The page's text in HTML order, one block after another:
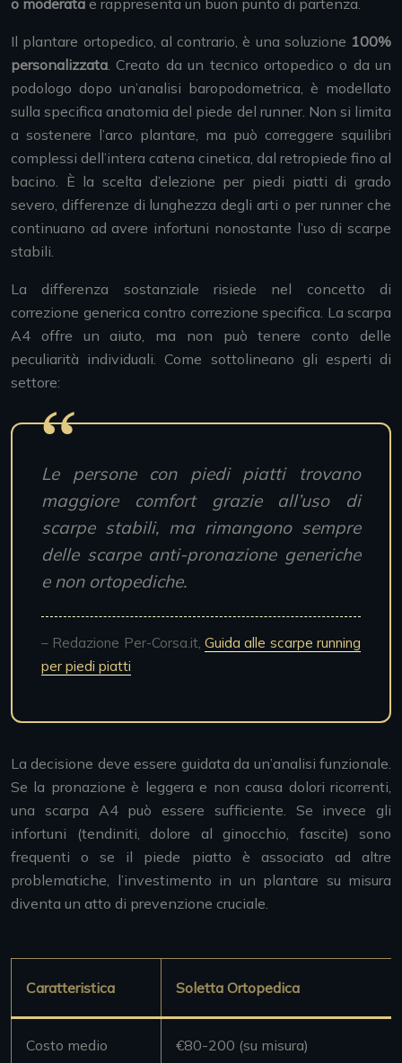
o moderata e rappresenta un buon punto di partenza.
Il plantare ortopedico, al contrario, è una soluzione 100%
personalizzata. Creato da un tecnico ortopedico o da un
podologo dopo un’analisi baropodometrica, è modellato
sulla specifica anatomia del piede del runner. Non si limita
a sostenere l’arco plantare, ma può correggere squilibri
complessi dell’intera catena cinetica, dal retropiede fino al
bacino. È la scelta d’elezione per piedi piatti di grado
severo, differenze di lunghezza degli arti o per runner che
continuano ad avere infortuni nonostante l’uso di scarpe
stabili.
La differenza sostanziale risiede nel concetto di
correzione generica contro correzione specifica. La scarpa
A4 offre un aiuto, ma non può tenere conto delle
peculiarità individuali. Come sottolineano gli esperti di
settore:
Le persone con piedi piatti trovano
maggiore comfort grazie all’uso di
scarpe stabili, ma rimangono sempre
delle scarpe anti-pronazione generiche
e non ortopediche.
– Redazione Per-Corsa.it, Guida alle scarpe running
per piedi piatti
La decisione deve essere guidata da un’analisi funzionale.
Se la pronazione è leggera e non causa dolori ricorrenti,
una scarpa A4 può essere sufficiente. Se invece gli
infortuni (tendiniti, dolore al ginocchio, fascite) sono
frequenti o se il piede piatto è associato ad altre
problematiche, l’investimento in un plantare su misura
diventa un atto di prevenzione cruciale.
Caratteristica Soletta Ortopedica
Costo medio €80-200 (su misura)